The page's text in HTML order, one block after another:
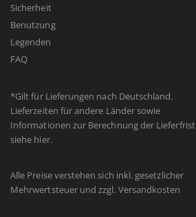
Sicherheit
Benutzung
Legenden
FAQ
*Gilt für Lieferungen nach Deutschland.
Lieferzeiten für andere Länder sowie
Informationen zur Berechnung der Lieferfrist
siehe hier.
Alle Preise verstehen sich inkl. gesetzlicher
Mehrwertsteuer und zzgl. Versandkosten